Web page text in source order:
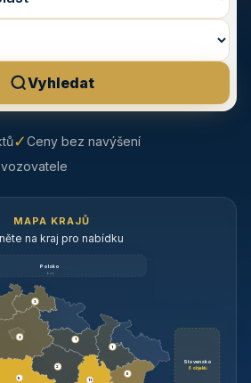
Vyhledat
✓Ceny bez navýšení
MAPA KRAJŮ
na kraj pro nabídku
Polsko
brzy
Slovensko
6 objektů
3
9
3
1
2
11
1
6